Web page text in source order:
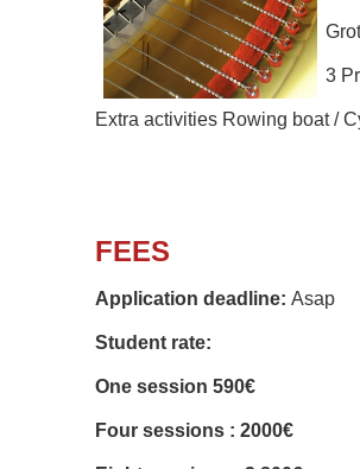
3
Extra activities Rowing boat /
FEES
Application deadline: Asap
Student rate:
One session 590€
Four sessions : 2000€